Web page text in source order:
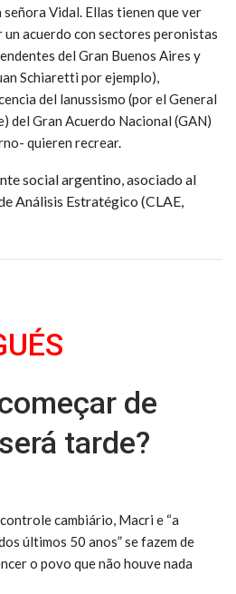
Vidal. Ellas tienen que ver
un acuerdo con sectores peronistas
del Gran Buenos Aires y
Schiaretti por ejemplo),
del lanussismo (por el General
del Gran Acuerdo Nacional (GAN)
quieren recrear.
social argentino, asociado al
Análisis Estratégico (CLAE,
de
tarde?
cambiário, Macri e “a
últimos 50 anos” se fazem de
o povo que não houve nada